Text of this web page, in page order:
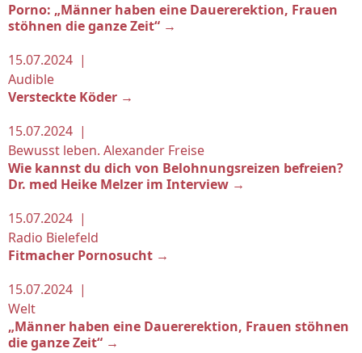
Porno: „Männer haben eine Dauererektion, Frauen
stöhnen die ganze Zeit“ →
15.07.2024 |
Audible
Versteckte Köder →
15.07.2024 |
Bewusst leben. Alexander Freise
Wie kannst du dich von Belohnungsreizen befreien?
Dr. med Heike Melzer im Interview →
15.07.2024 |
Radio Bielefeld
Fitmacher Pornosucht →
15.07.2024 |
Welt
„Männer haben eine Dauererektion, Frauen stöhnen
die ganze Zeit“ →